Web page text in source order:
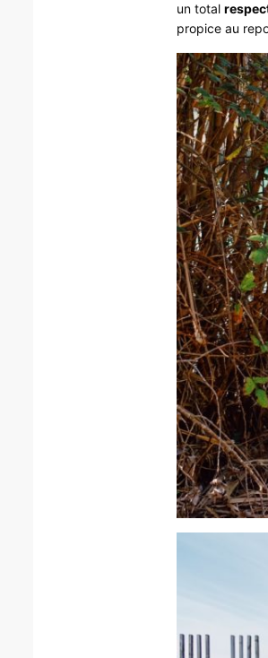
un total
propice au